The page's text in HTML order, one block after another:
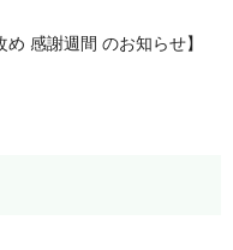
め 感謝週間 のお知らせ】